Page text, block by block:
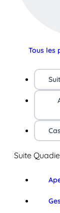
Tous les
Suite